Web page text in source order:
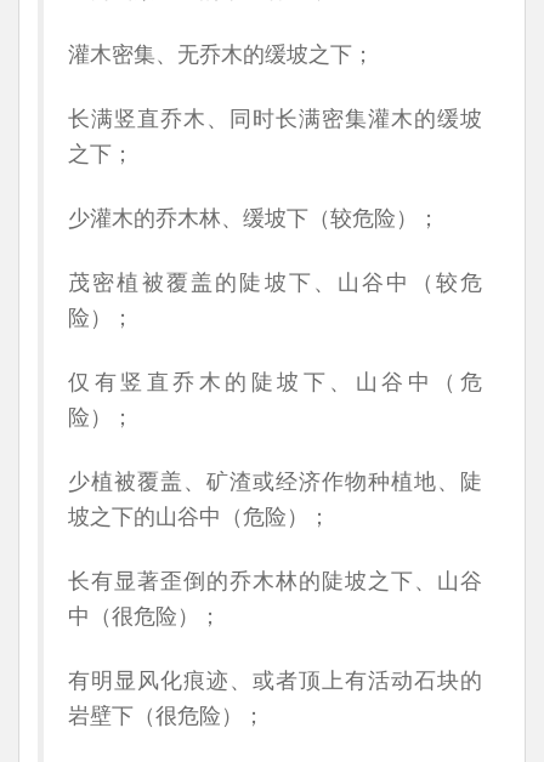
灌木密集、无乔木的缓坡之下；
长满竖直乔木、同时长满密集灌木的缓坡
之下；
少灌木的乔木林、缓坡下（较危险）；
茂密植被覆盖的陡坡下、山谷中（较危
险）；
仅有竖直乔木的陡坡下、山谷中（危
险）；
少植被覆盖、矿渣或经济作物种植地、陡
坡之下的山谷中（危险）；
长有显著歪倒的乔木林的陡坡之下、山谷
中（很危险）；
有明显风化痕迹、或者顶上有活动石块的
岩壁下（很危险）；